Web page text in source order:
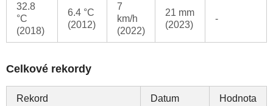
32.8
°C
(2018)
6.4 °C
(2012)
7
km/h
(2022)
21 mm
(2023)
-
Celkové rekordy
Rekord Datum Hodnota